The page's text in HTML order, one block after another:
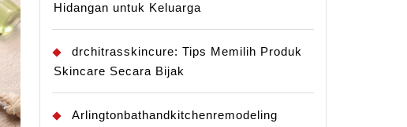
Hidangan untuk Keluarga
drchitrasskincure: Tips Memilih Produk
Skincare Secara Bijak
Arlingtonbathandkitchenremodeling